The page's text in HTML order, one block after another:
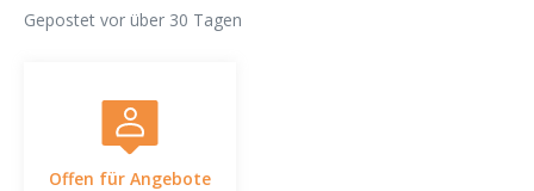
Gepostet vor über 30 Tagen
Offen für Angebote